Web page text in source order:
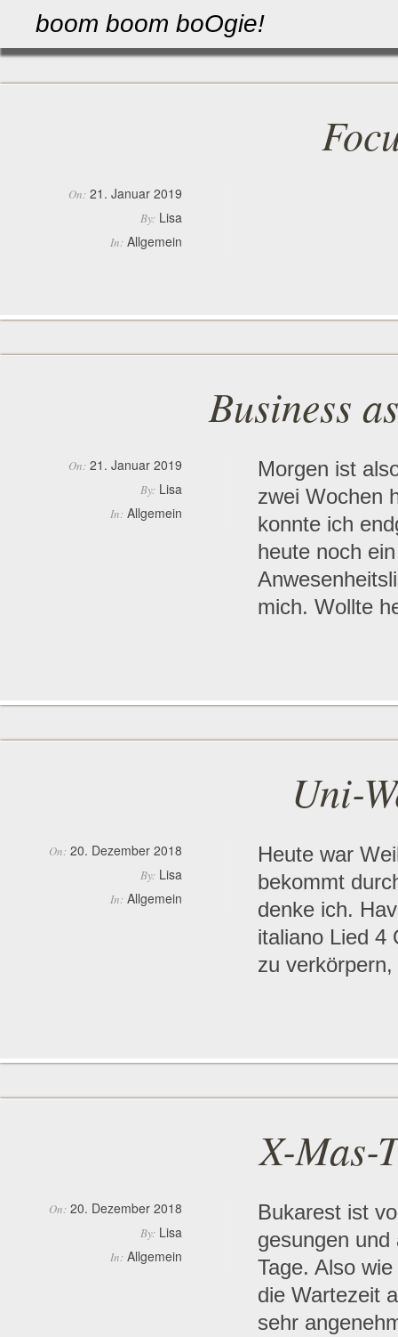
boom boom boOgie!
On: 21. Januar 2019
By: Lisa
In: Allgemein
Business
On: 21. Januar 2019
By: Lisa
In: Allgemein
Morgen ist
zwei Wochen
konnte ich
heute noch
mich. Wollte
Uni-
On: 20. Dezember 2018
By: Lisa
In: Allgemein
Heute war
bekommt
denke ich.
italiano Lied 4
zu
X-Mas-
On: 20. Dezember 2018
By: Lisa
In: Allgemein
Bukarest ist
gesungen
Tage. Also
die Wartezeit
sehr